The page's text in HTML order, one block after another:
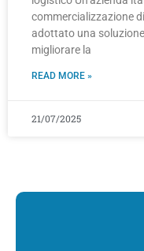
commercializzazione
adottato una
migliorare la
READ MORE »
21/07/2025